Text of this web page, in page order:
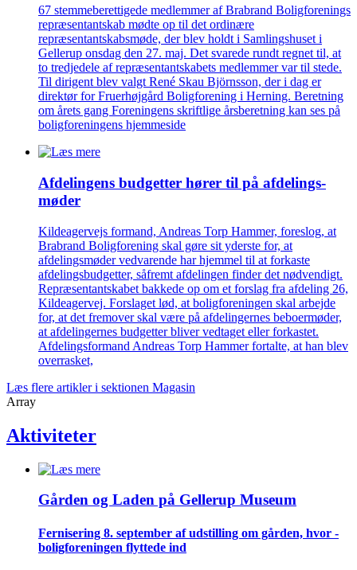
67 stemmeberettigede medlemmer af Brabrand Boligforenings
repræsentantskab mødte op til det ordinære
repræsentantskabsmøde, der blev holdt i Samlingshuset i
Gellerup onsdag den 27. maj. Det svarede rundt regnet til, at
to tredjedele af repræsentantskabets medlemmer var til stede.
Til dirigent blev valgt René Skau Björnsson, der i dag er
direktør for Fruerhøjgård Boligforening i Herning. Beretning
om årets gang Foreningens skriftlige årsberetning kan ses på
boligforeningens hjemmeside
Afdelingens budgetter hører til på afdelings­
møder
Kildeagervejs formand, Andreas Torp Hammer, foreslog, at
Brabrand Boligforening skal gøre sit yderste for, at
afdelingsmøder vedvarende har hjemmel til at forkaste
afdelingsbudgetter, såfremt afdelingen finder det nødvendigt.
Repræsentantskabet bakkede op om et forslag fra afdeling 26,
Kildeagervej. Forslaget lød, at boligforeningen skal arbejde
for, at det fremover skal være på afdelingernes beboermøder,
at afdelingernes budgetter bliver vedtaget eller forkastet.
Afdelingsformand Andreas Torp Hammer fortalte, at han blev
overrasket,
Læs flere artikler i sektionen Magasin
Array
Aktiviteter
Gården og Laden på Gellerup Museum
Fernisering 8. september af ­udstilling om gården, hvor ­
bolig­foreningen flyttede ind